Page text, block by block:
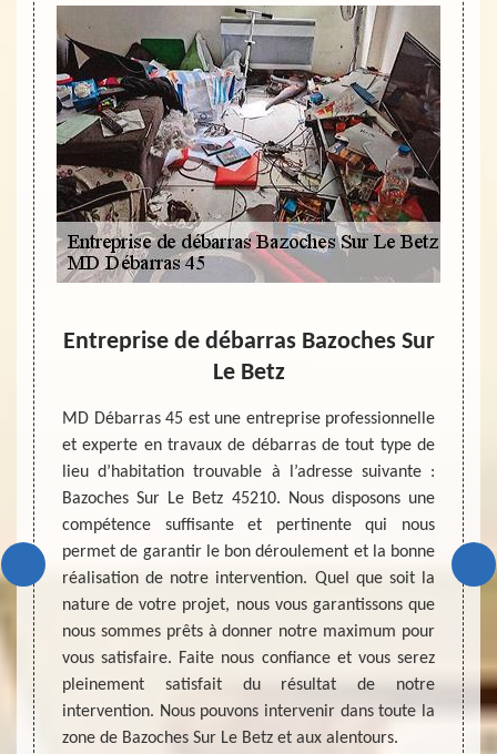
un
vous
?
une
les
état,
Les
ces
vous
à
Entreprise de débarras Bazoches Sur
Le Betz
MD Débarras 45 est une entreprise professionnelle
et experte en travaux de débarras de tout type de
lieu d’habitation trouvable à l’adresse suivante :
Bazoches Sur Le Betz 45210. Nous disposons une
compétence suffisante et pertinente qui nous
permet de garantir le bon déroulement et la bonne
réalisation de notre intervention. Quel que soit la
nature de votre projet, nous vous garantissons que
nous sommes prêts à donner notre maximum pour
vous satisfaire. Faite nous confiance et vous serez
pleinement satisfait du résultat de notre
intervention. Nous pouvons intervenir dans toute la
zone de Bazoches Sur Le Betz et aux alentours.
d’un
et